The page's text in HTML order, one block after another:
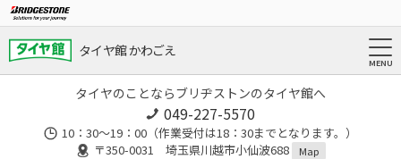
タイヤ館 かわごえ
タイヤのことならブリヂストンのタイヤ館へ
049-227-5570
10：30～19：00（作業受付は18：30までとなります。）
〒350-0031 埼玉県川越市小仙波688
Map